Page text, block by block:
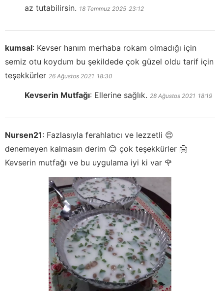
az tutabilirsin. 18 Temmuz 2025 23:12
kumsal: Kevser hanım merhaba rokam olmadığı için
semiz otu koydum bu şekildede çok güzel oldu tarif için
teşekkürler 26 Ağustos 2021 18:30
Kevserin Mutfağı: Ellerine sağlık. 28 Ağustos 2021 18:19
Nursen21: Fazlasıyla ferahlatıcı ve lezzetli 😌
denemeyen kalmasın derim 😊 çok teşekkürler 🤗
Kevserin mutfağı ve bu uygulama iyi ki var 🌹